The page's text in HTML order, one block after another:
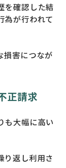
を確認した結
為が行われて
損害につなが
正請求
も大幅に高い
り返し利用さ